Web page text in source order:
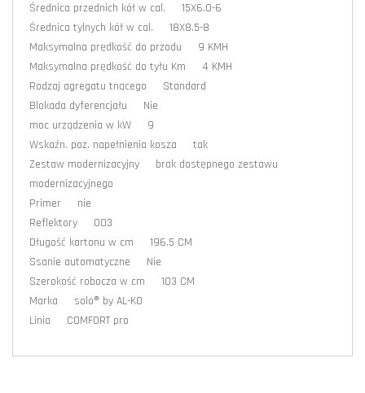
Średnica przednich kół w cal. 15X6.0-6
Średnica tylnych kół w cal. 18X8.5-8
Maksymalna prędkość do przodu 9 KMH
Maksymalna prędkość do tyłu Km 4 KMH
Rodzaj agregatu tnącego Standard
Blokada dyferencjału Nie
moc urządzenia w kW 9
Wskaźn. poz. napełnienia kosza tak
Zestaw modernizacyjny brak dostępnego zestawu
modernizacyjnego
Primer nie
Reflektory 003
Długość kartonu w cm 196.5 CM
Ssanie automatyczne Nie
Szerokość robocza w cm 103 CM
Marka solo® by AL-KO
Linia COMFORT pro